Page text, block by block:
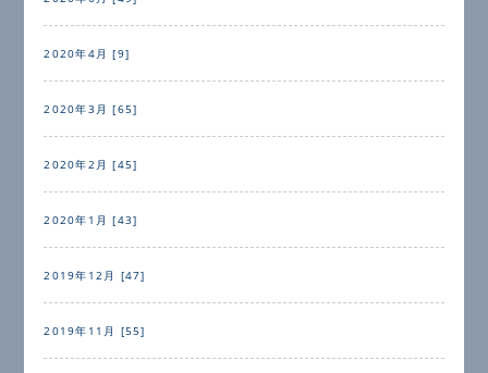
2020年4月 [9]
2020年3月 [65]
2020年2月 [45]
2020年1月 [43]
2019年12月 [47]
2019年11月 [55]